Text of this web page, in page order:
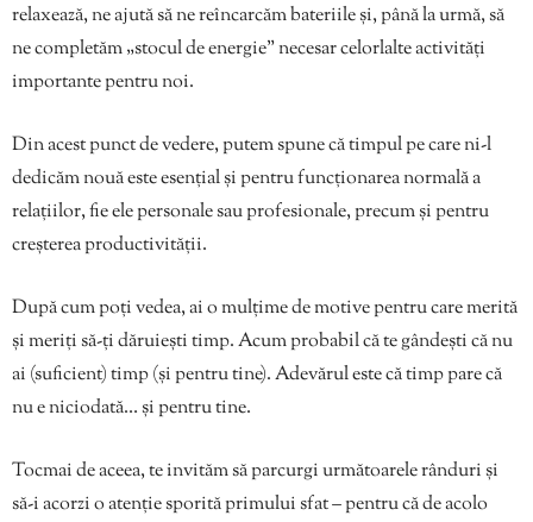
relaxează, ne ajută să ne reîncarcăm bateriile și, până la urmă, să
ne completăm „stocul de energie” necesar celorlalte activități
importante pentru noi.
Din acest punct de vedere, putem spune că timpul pe care ni-l
dedicăm nouă este esențial și pentru funcționarea normală a
relațiilor, fie ele personale sau profesionale, precum și pentru
creșterea productivității.
După cum poți vedea, ai o mulțime de motive pentru care merită
și meriți să-ți dăruiești timp. Acum probabil că te gândești că nu
ai (suficient) timp (și pentru tine). Adevărul este că timp pare că
nu e niciodată… și pentru tine.
Tocmai de aceea, te invităm să parcurgi următoarele rânduri și
să-i acorzi o atenție sporită primului sfat – pentru că de acolo